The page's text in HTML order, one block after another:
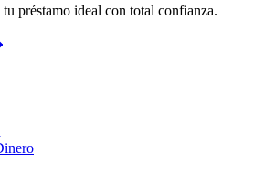
préstamo ideal con total confianza.